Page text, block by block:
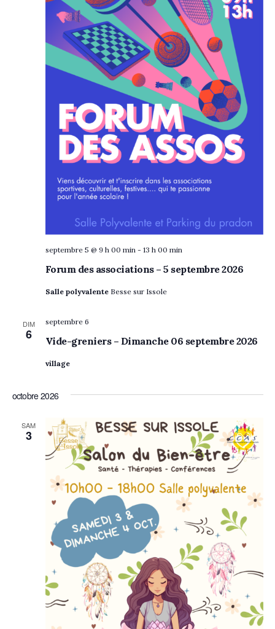
Forum des associations – 5 septembre 2026
septembre 5 @ 9 h 00 min- 13 h 00 min
Salle polyvalente Besse sur Issole
DIM
6 Vide-greniers – Dimanche 06 septembre 2026
septembre 6
village
octobre 2026
SAM
3